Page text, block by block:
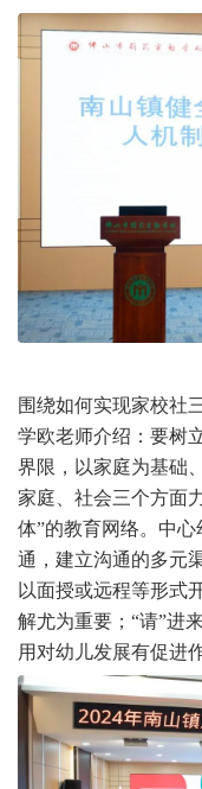
围绕如何实现家校社
学欧老师介绍：要树
界限，以家庭为基础
家庭、社会三个方面
体”的教育网络。中
通，建立沟通的多元
以面授或远程等形式
解尤为重要；“请”进
用对幼儿发展有促进